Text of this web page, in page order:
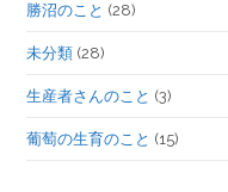
勝沼のこと (28)
未分類 (28)
生産者さんのこと (3)
葡萄の生育のこと (15)